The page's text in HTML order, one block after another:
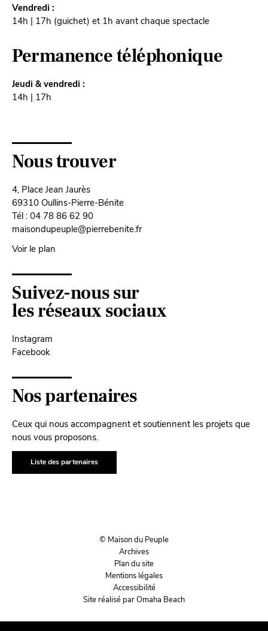
Vendredi :
14h | 17h (guichet) et 1h avant chaque spectacle
Permanence téléphonique
Jeudi & vendredi :
14h | 17h
Nous trouver
4, Place Jean Jaurès
69310 Oullins-Pierre-Bénite
Tél : 04 78 86 62 90
maisondupeuple@pierrebenite.fr
Voir le plan
Suivez-nous sur
les réseaux sociaux
Instagram
Facebook
Nos partenaires
Ceux qui nous accompagnent et soutiennent les projets que
nous vous proposons.
Liste des partenaires
© Maison du Peuple
Archives
Plan du site
Mentions légales
Accessibilité
Site réalisé par Omaha Beach